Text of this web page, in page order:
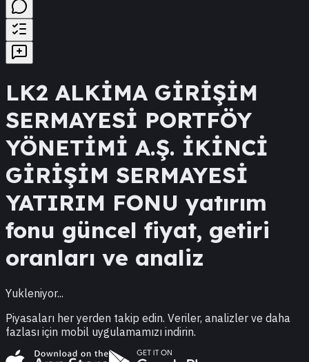
LK2 ALKİMA GİRİŞİM
SERMAYESİ PORTFÖY
YÖNETİMİ A.Ş. İKİNCİ
GİRİŞİM SERMAYESİ
YATIRIM FONU yatırım
fonu güncel fiyat, getiri
oranları ve analiz
Yukleniyor...
Piyasaları her yerden takip edin. Veriler, analizler ve daha
fazlası için mobil uygulamamızı indirin.